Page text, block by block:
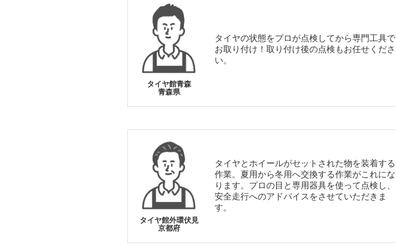
タイヤ館青森
青森県
タイヤの状態をプロが点検してから専門工具で
お取り付け！取り付け後の点検もお任せくださ
い。
タイヤ館外環伏見
京都府
タイヤとホイールがセットされた物を装着する
作業。夏用から冬用へ交換する作業がこれにな
ります。プロの目と専用器具を使って点検し、
安全走行へのアドバイスをさせていただきま
す。